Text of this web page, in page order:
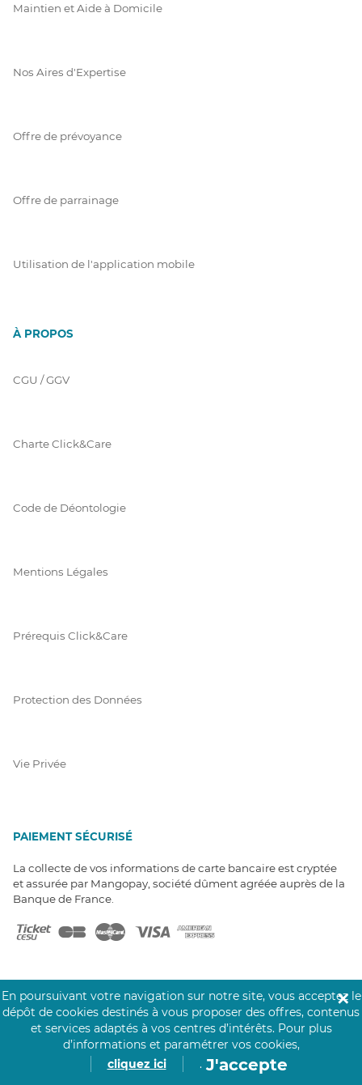
Maintien et Aide à Domicile
Nos Aires d'Expertise
Offre de prévoyance
Offre de parrainage
Utilisation de l'application mobile
À PROPOS
CGU / GGV
Charte Click&Care
Code de Déontologie
Mentions Légales
Prérequis Click&Care
Protection des Données
Vie Privée
PAIEMENT SÉCURISÉ
La collecte de vos informations de carte bancaire est cryptée
et assurée par Mangopay, société dûment agréée auprès de la
Banque de France.
NOS PARTENAIRES
Click&Care est soutenu par les Groupes
Caisse des Dépôts et MAIF.
En poursuivant votre navigation sur notre site, vous acceptez le
dépôt de cookies destinés à vous proposer des offres, contenus
et services adaptés à vos centres d’intérêts. Pour plus
d’informations et paramétrer vos cookies,
cliquez ici
. J'accepte
✕